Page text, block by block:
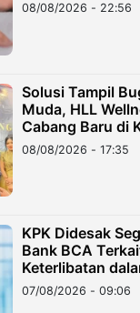
08/08/2026 - 22:56
Solusi Tampil
Muda, HLL
Cabang Baru di
08/08/2026 - 17:35
KPK Didesak
Bank BCA
Keterlibatan
Hilangnya Dana
Miliar
07/08/2026 - 09:06